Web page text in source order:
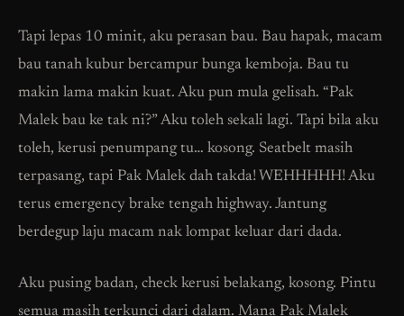
Tapi lepas 10 minit, aku perasan bau. Bau hapak, macam
bau tanah kubur bercampur bunga kemboja. Bau tu
makin lama makin kuat. Aku pun mula gelisah. “Pak
Malek bau ke tak ni?” Aku toleh sekali lagi. Tapi bila aku
toleh, kerusi penumpang tu… kosong. Seatbelt masih
terpasang, tapi Pak Malek dah takda! WEHHHHH! Aku
terus emergency brake tengah highway. Jantung
berdegup laju macam nak lompat keluar dari dada.
Aku pusing badan, check kerusi belakang, kosong. Pintu
semua masih terkunci dari dalam. Mana Pak Malek